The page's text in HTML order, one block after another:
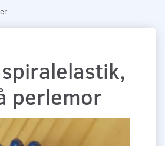
perlemor